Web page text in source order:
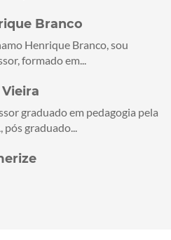
Branco
Henrique Branco, sou
formado em...
graduado em pedagogia pela
pós graduado...